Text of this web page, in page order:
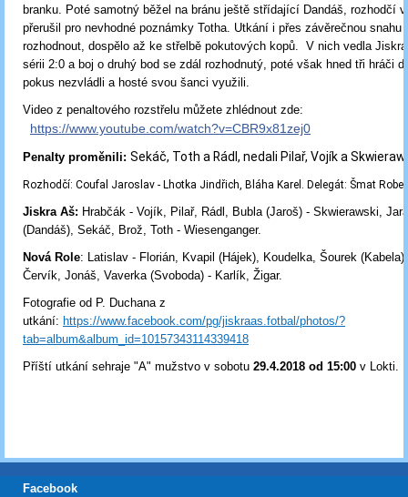
branku. Poté samotný běžel na bránu ještě střídající Dandáš, rozhodčí
přerušil pro nevhodné poznámky Totha. Utkání i přes závěrečnou snahu
rozhodnout, dospělo až ke střelbě pokutových kopů. V nich vedla
sérii 2:0 a boj o druhý bod se zdál rozhodnutý, poté však hned tři hráči
pokus nezvládli a hosté svou šanci využili.
Video z penaltového rozstřelu můžete zhlédnout zde:
https://www.youtube.com/watch?v=CBR9x81zej0
Penalty proměnili: Sekáč, Toth a Rádl, nedali Pilař, Vojík a
Rozhodčí: Coufal Jaroslav - Lhotka Jindřich, Bláha Karel. Delegát: Šmat
Jiskra Aš: Hrabčák - Vojík, Pilař, Rádl, Bubla (Jaroš) - Skwierawski,
(Dandáš), Sekáč, Brož, Toth - Wiesenganger.
Nová Role: Latislav - Florián, Kvapil (Hájek), Koudelka, Šourek
Červík, Jonáš, Vaverka (Svoboda) - Karlík, Žigar.
Fotografie od P. Duchana z
utkání: https://www.facebook.com/pg/jiskraas.fotbal/photos/?
tab=album&album_id=10157343114339418
Příští utkání sehraje "A" mužstvo v sobotu 29.4.2018 od 15:00 v Lokti.
Facebook